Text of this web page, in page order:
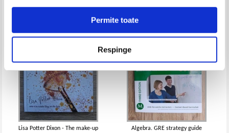
Permite toate
Respinge
-60%
Lisa Potter Dixon - The make-up
Algebra. GRE strategy guide